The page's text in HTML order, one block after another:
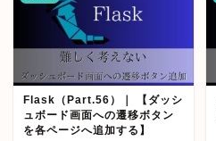
Flask（Part.56）｜ 【ダッシ
ュボード画面への遷移ボタン
を各ページへ追加する】